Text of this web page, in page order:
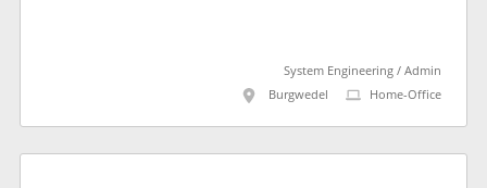
System Engineering / Admin
Burgwedel
Home-Office